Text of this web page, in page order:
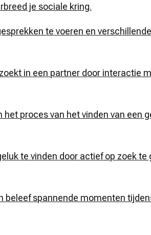
je sociale kring.
te voeren en
in een partner door interactie
het proces van het vinden van een
te vinden door actief op zoek te
beleef spannende momenten